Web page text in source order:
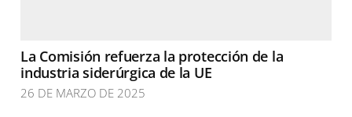
La Comisión refuerza la protección de la
industria siderúrgica de la UE
26 DE MARZO DE 2025